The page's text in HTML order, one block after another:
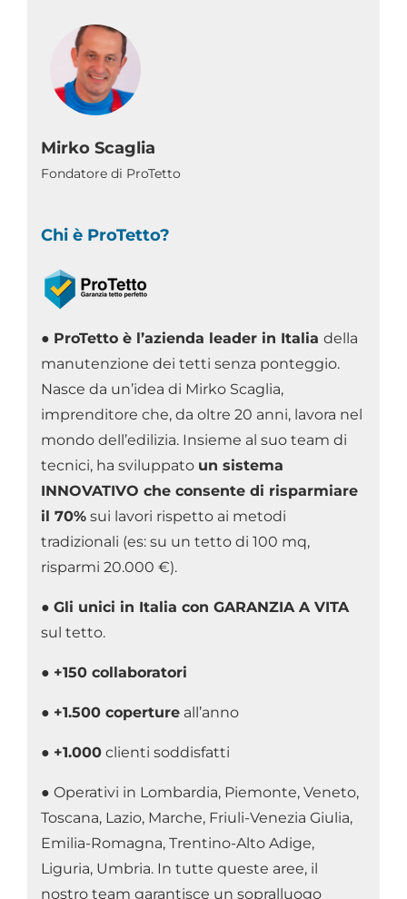
Mirko Scaglia
Fondatore di ProTetto
Chi è ProTetto?
● ProTetto è l’azienda leader in Italia della
manutenzione dei tetti senza ponteggio.
Nasce da un’idea di Mirko Scaglia,
imprenditore che, da oltre 20 anni, lavora nel
mondo dell’edilizia. Insieme al suo team di
tecnici, ha sviluppato un sistema
INNOVATIVO che consente di risparmiare
il 70% sui lavori rispetto ai metodi
tradizionali (es: su un tetto di 100 mq,
risparmi 20.000 €).
● Gli unici in Italia con GARANZIA A VITA
sul tetto.
● +150 collaboratori
● +1.500 coperture all’anno
● +1.000 clienti soddisfatti
● Operativi in Lombardia, Piemonte, Veneto,
Toscana, Lazio, Marche, Friuli-Venezia Giulia,
Emilia-Romagna, Trentino-Alto Adige,
Liguria, Umbria. In tutte queste aree, il
nostro team garantisce un sopralluogo